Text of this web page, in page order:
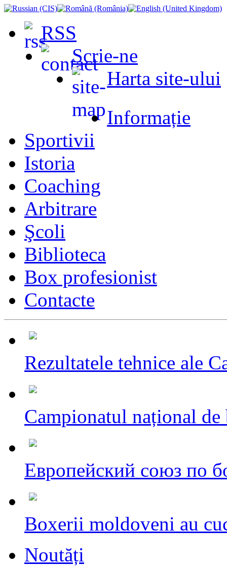
RSS
Scrie-ne
Harta site-ului
Informație
Sportivii
Istoria
Coaching
Arbitrare
Şcoli
Biblioteca
Box profesionist
Contacte
Rezultatele tehnice ale
Campionatul național
Европейский союз по
Boxerii moldoveni au
Noutăți